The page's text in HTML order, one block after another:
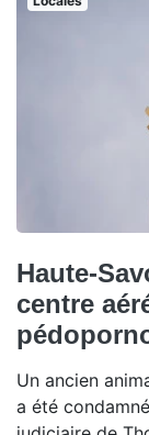
Haute-
centre
Un ancien
a été